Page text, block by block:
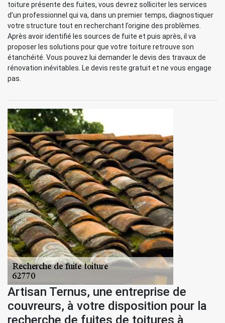
toiture présente des fuites, vous devrez solliciter les services
d’un professionnel qui va, dans un premier temps, diagnostiquer
votre structure tout en recherchant l’origine des problèmes.
Après avoir identifié les sources de fuite et puis après, il va
proposer les solutions pour que votre toiture retrouve son
étanchéité. Vous pouvez lui demander le devis des travaux de
rénovation inévitables. Le devis reste gratuit et ne vous engage
pas.
Artisan Ternus, une entreprise de
couvreurs, à votre disposition pour la
recherche de fuites de toitures à